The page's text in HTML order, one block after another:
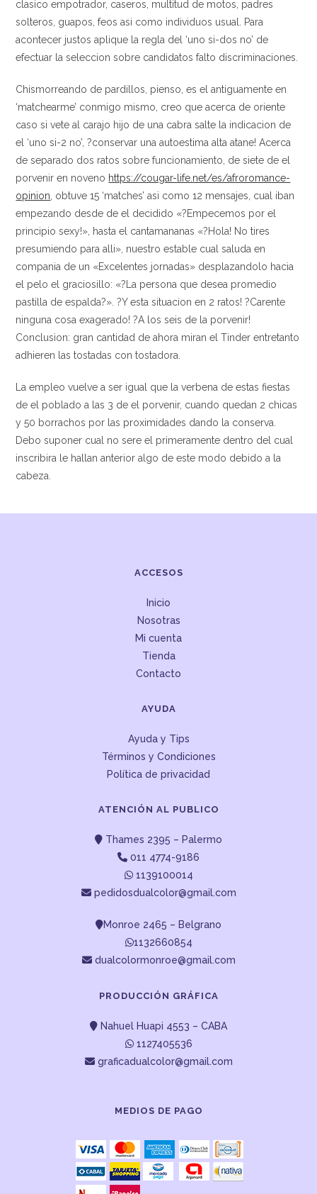
clasico empotrador, caseros, multitud de motos, padres
solteros, guapos, feos asi­ como individuos usual. Para
acontecer justos aplique la regla del ‘uno si-dos no’ de
efectuar la seleccion sobre candidatos falto discriminaciones.
Chismorreando de pardillos, pienso, es el antiguamente en
‘matchearme’ conmigo mismo, creo que acerca de oriente
caso si vete al carajo hijo de una cabra salte la indicacion de
el ‘uno si-2 no’, ?conservar una autoestima alta atane! Acerca
de separado dos ratos sobre funcionamiento, de siete de el
porvenir en noveno https://cougar-life.net/es/afroromance-
opinion , obtuve 15 ‘matches’ asi­ como 12 mensajes, cual iban
empezando desde de el decidido «?Empecemos por el
principio sexy!», hasta el cantamananas «?Hola! No tires
presumiendo para alli», nuestro estable cual saluda en
compania de un «Excelentes jornadas» desplazandolo hacia
el pelo el graciosillo: «?La persona que desea promedio
pastilla de espalda?». ?Y esta situacion en 2 ratos! ?Carente
ninguna cosa exagerado! ?A los seis de la porvenir!
Conclusion: gran cantidad de ahora miran el Tinder entretanto
adhieren las tostadas con tostadora.
La empleo vuelve a ser igual que la verbena de estas fiestas
de el poblado a las 3 de el porvenir, cuando quedan 2 chicas
y 50 borrachos por las proximidades dando la conserva.
Debo suponer cual no sere el primeramente dentro del cual
inscribira le hallan anterior algo de este modo debido a la
cabeza.
ACCESOS
Inicio
Nosotras
Mi cuenta
Tienda
Contacto
AYUDA
Ayuda y Tips
Términos y Condiciones
Política de privacidad
ATENCIÓN AL PUBLICO
Thames 2395 – Palermo
011 4774-9186
1139100014
pedidosdualcolor@gmail.com
Monroe 2465 – Belgrano
1132660854
dualcolormonroe@gmail.com
PRODUCCIÓN GRÁFICA
Nahuel Huapi 4553 – CABA
1127405536
graficadualcolor@gmail.com
MEDIOS DE PAGO